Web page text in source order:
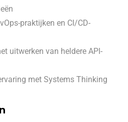
praktijken en CI/CD-
uitwerken van heldere API-
met Systems Thinking